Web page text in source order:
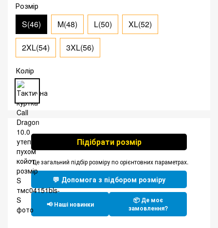
Розмір
S(46) M(48) L(50) XL(52)
2XL(54) 3XL(56)
Колір
Підібрати розмір
*Це загальний підбір розміру по орієнтовних параметрах.
💬 Допомога з підбором розміру
📢 Наші новинки
📦 Де моє
замовлення?